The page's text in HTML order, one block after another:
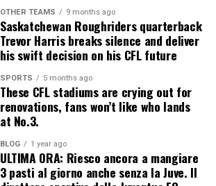
OTHER TEAMS 9 months ago
Saskatchewan Roughriders quarterback
Trevor Harris breaks silence and deliver
his swift decision on his CFL future
SPORTS 5 months ago
These CFL stadiums are crying out for
renovations, fans won’t like who lands
at No.3.
BLOG 1 year ago
ULTIMA ORA: Riesco ancora a mangiare
3 pasti al giorno anche senza la Juve. Il